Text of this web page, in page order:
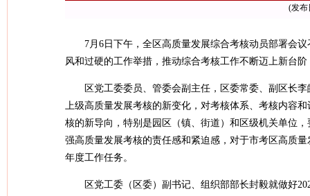
(发布
7月6日下午，全区高质量发展综合考核动员部署会
风和过硬的工作举措，推动综合考核工作不断迈上新台
区党工委委员、管委会副主任，区委常委、副区长
上级高质量发展考核的新变化，对考核体系、考核内容
核的新导向，特别是园区（镇、街道）和区级机关单位
强高质量发展考核的责任感和紧迫感，对于市考区高质
年度工作任务。
区党工委（区委）副书记、组织部部长封毅就做好